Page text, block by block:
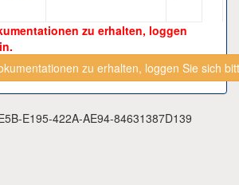
zu erhalten, loggen
zu erhalten, loggen Sie sich
E195-422A-AE94-84631387D139